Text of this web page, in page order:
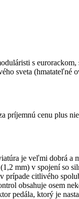
s
sveta (hmatateľné
cenu plus
je veľmi dobrá a
mm) v spojení so
citlivého
obsahuje osem
pedála, ktorý je